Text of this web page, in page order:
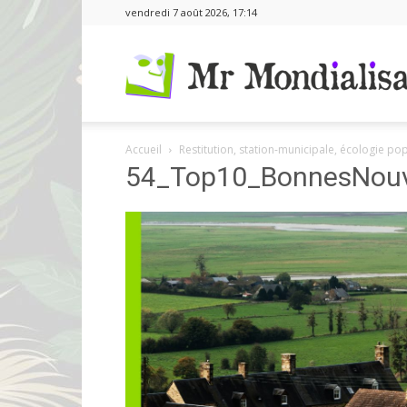
vendredi 7 août 2026, 17:14
Accueil Restitution, station-municipale, écologie